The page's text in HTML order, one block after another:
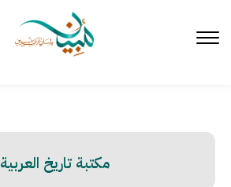
المحتوى
مكتبة تاريخ العربية